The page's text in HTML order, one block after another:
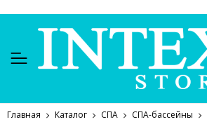
Главная Каталог СПА СПА-бассейны